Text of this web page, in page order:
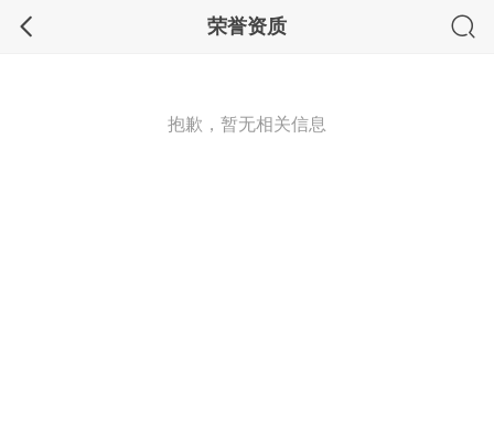
荣誉资质
抱歉，暂无相关信息